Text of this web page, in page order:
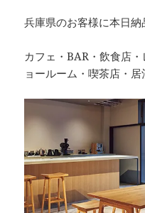
兵庫県のお客様に本日納
カフェ・BAR・飲食店
ョールーム・喫茶店・居